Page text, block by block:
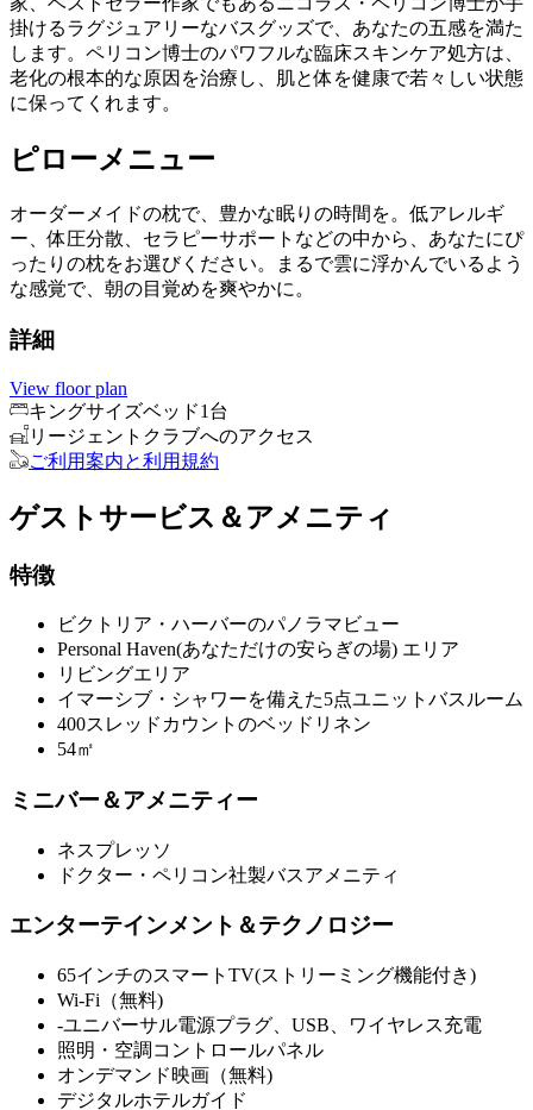
掛けるラグジュアリーなバスグッズで、あなたの五感を満た
します。ペリコン博士のパワフルな臨床スキンケア処方は、
老化の根本的な原因を治療し、肌と体を健康で若々しい状態
に保ってくれます。
ピローメニュー
オーダーメイドの枕で、豊かな眠りの時間を。低アレルギ
ー、体圧分散、セラピーサポートなどの中から、あなたにぴ
ったりの枕をお選びください。まるで雲に浮かんでいるよう
な感覚で、朝の目覚めを爽やかに。
詳細
View floor plan
キングサイズベッド1台
リージェントクラブへのアクセス
ご利用案内と利用規約
ゲストサービス＆アメニティ
特徴
ビクトリア・ハーバーのパノラマビュー
Personal Haven(あなただけの安らぎの場) エリア
リビングエリア
イマーシブ・シャワーを備えた5点ユニットバスルーム
400スレッドカウントのベッドリネン
54㎡
ミニバー＆アメニティー
ネスプレッソ
ドクター・ペリコン社製バスアメニティ
エンターテインメント＆テクノロジー
65インチのスマートTV(ストリーミング機能付き)
Wi-Fi（無料)
-ユニバーサル電源プラグ、USB、ワイヤレス充電
照明・空調コントロールパネル
オンデマンド映画（無料)
デジタルホテルガイド